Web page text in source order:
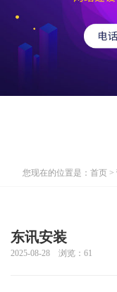
您现在的位置是： 首页 >
东讯安装
2025-08-28 浏览： 61